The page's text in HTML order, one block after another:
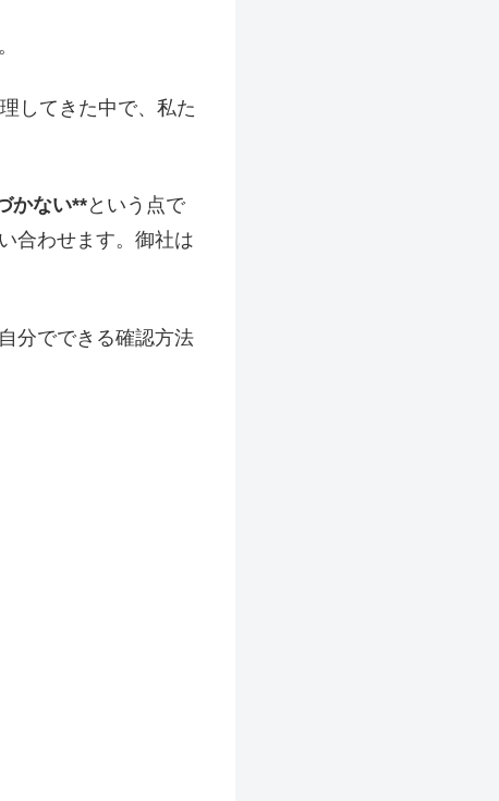
してきた中で、私た
かない**という点で
合わせます。御社は
分でできる確認方法